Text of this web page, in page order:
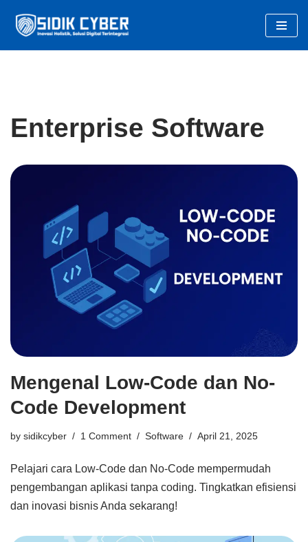
Skip
Enterprise Software
Mengenal Low-Code dan No-
Code Development
by sidikcyber 1 Comment Software April 21, 2025
Pelajari cara Low-Code dan No-Code mempermudah
pengembangan aplikasi tanpa coding. Tingkatkan efisiensi
dan inovasi bisnis Anda sekarang!